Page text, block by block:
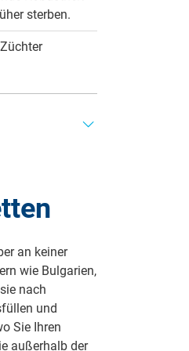
bitte die
stehen,
versorgt und
Einige
dass es sich
(ITZ) sind
sterben.
sich das im
noch ändern.
an keiner
wie Bulgarien,
nach
und
Sie Ihren
außerhalb der